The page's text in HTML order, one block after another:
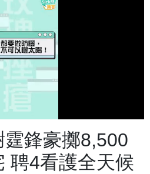
鋒豪擲8,500
聘4看護全天候